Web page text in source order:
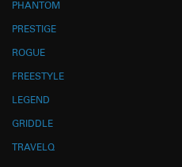
PHANTOM
PRESTIGE
ROGUE
FREESTYLE
LEGEND
GRIDDLE
TRAVELQ